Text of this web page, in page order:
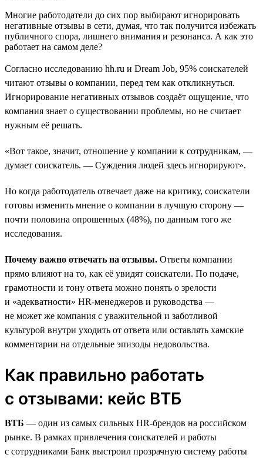
Многие работодатели до сих пор выбирают игнорировать
негативные отзывы в сети, думая, что так получится избежать
публичного спора, лишнего внимания и резонанса. А как это
работает на самом деле?
Согласно исследованию hh.ru и Dream Job, 95% соискателей
читают отзывы о компании, перед тем как откликнуться.
Игнорирование негативных отзывов создаёт ощущение, что
компания знает о существовании проблемы, но не считает
нужным её решать.
«Вот такое, значит, отношение у компании к сотрудникам, —
думает соискатель. — Суждения людей здесь игнорируют».
Но когда работодатель отвечает даже на критику, соискатели
готовы изменить мнение о компании в лучшую сторону —
почти половина опрошенных (48%), по данным того же
исследования.
Почему важно отвечать на отзывы. Ответы компании
прямо влияют на то, как её увидят соискатели. По подаче,
грамотности и тону ответа можно понять о зрелости
и «адекватности» HR-менеджеров и руководства —
не может же компания с уважительной и заботливой
культурой внутри уходить от ответа или оставлять хамские
комментарии на отдельные эпизоды недовольства.
Как правильно работать
с отзывами: кейс ВТБ
ВТБ — один из самых сильных HR-брендов на российском
рынке. В рамках привлечения соискателей и работы
с сотрудниками Банк выстроил прозрачную систему работы